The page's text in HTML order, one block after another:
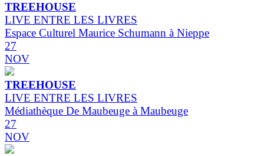
TREEHOUSE
LIVE ENTRE LES LIVRES
Espace Culturel Maurice Schumann à Nieppe
27
NOV
TREEHOUSE
LIVE ENTRE LES LIVRES
Médiathèque De Maubeuge à Maubeuge
27
NOV